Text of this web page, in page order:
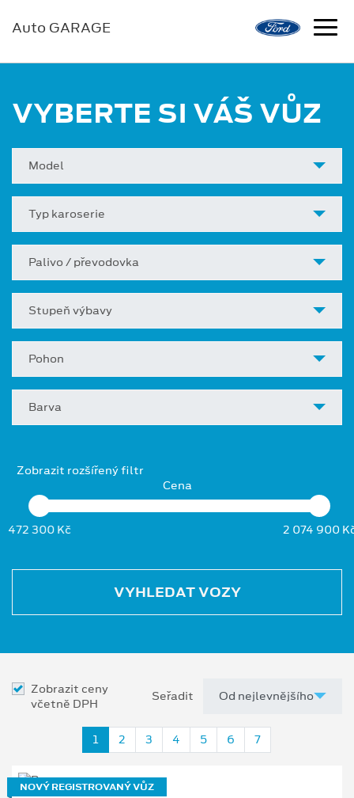
Auto GARAGE
VYBERTE SI VÁŠ VŮZ
Model
Typ karoserie
Palivo / převodovka
Stupeň výbavy
Pohon
Barva
Zobrazit rozšířený filtr
Cena
472 300 Kč 2 074 900
VYHLEDAT VOZY
Zobrazit ceny
včetně DPH
Seřadit
1 2 3 4 5 6 7
NOVÝ REGISTROVANÝ VŮZ